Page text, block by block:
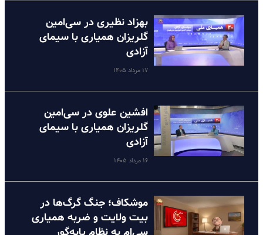
بهزاد نظیری در سی‌امین
گلریزان همیاری با سیمای
آزادی
۱۷ مرداد ۱۴۰۵
افشین علوی در سی‌امین
گلریزان همیاری با سیمای
آزادی
۱۶ مرداد ۱۴۰۵
موشکاف؛ جنگ گرگ‌ها در
بیت ولایت و ضربه همیاری